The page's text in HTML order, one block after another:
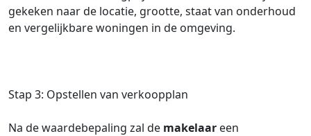
gekeken naar de locatie, grootte, staat van onderhoud
en vergelijkbare woningen in de omgeving.
Stap 3: Opstellen van verkoopplan
Na de waardebepaling zal de makelaar een